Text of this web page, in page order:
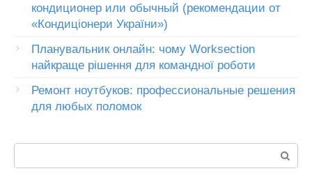
кондиционер или обычный (рекомендации от
«Кондиціонери України»)
Планувальник онлайн: чому Worksection
найкраще рішення для командної роботи
Ремонт ноутбуков: профессиональные решения
для любых поломок